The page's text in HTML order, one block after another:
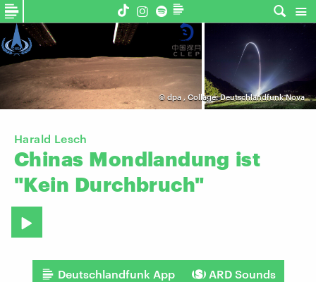
© dpa, Collage: Deutschlandfunk Nova
Harald Lesch
Chinas Mondlandung ist
"Kein Durchbruch"
Deutschlandfunk App ARD Sounds